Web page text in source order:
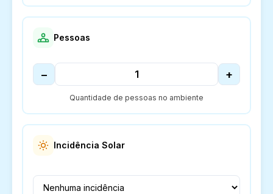
Pessoas
− +
Quantidade de pessoas no ambiente
Incidência Solar